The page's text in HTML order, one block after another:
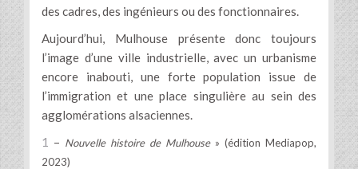
des cadres, des ingénieurs ou des fonctionnaires.
Aujourd’hui, Mulhouse présente donc toujours
l’image d’une ville industrielle, avec un urbanisme
encore inabouti, une forte population issue de
l’immigration et une place singulière au sein des
agglomérations alsaciennes.
1 – Nouvelle histoire de Mulhouse» (édition Mediapop,
2023)